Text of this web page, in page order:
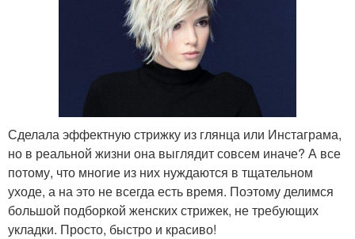
Сделала эффектную стрижку из глянца или Инстаграма,
но в реальной жизни она выглядит совсем иначе? А все
потому, что многие из них нуждаются в тщательном
уходе, а на это не всегда есть время. Поэтому делимся
большой подборкой женских стрижек, не требующих
укладки. Просто, быстро и красиво!